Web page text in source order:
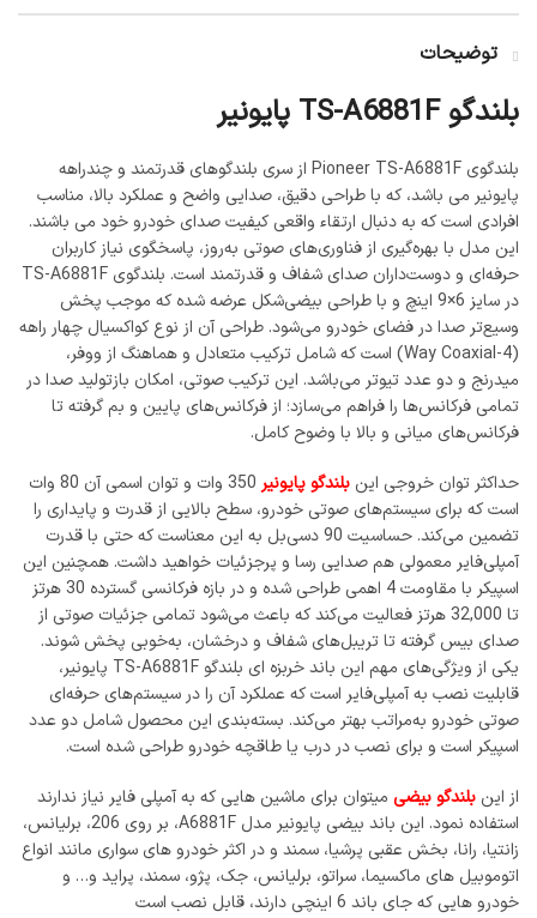
توضیحات
بلندگو TS-A6881F پایونیر
بلندگوی Pioneer TS-A6881F از سری بلندگوهای قدرتمند و چندراهه
پایونیر می باشد، که با طراحی دقیق، صدایی واضح و عملکرد بالا، مناسب
افرادی است که به دنبال ارتقاء واقعی کیفیت صدای خودرو خود می باشند.
این مدل با بهره‌گیری از فناوری‌های صوتی به‌روز، پاسخگوی نیاز کاربران
حرفه‌ای و دوست‌داران صدای شفاف و قدرتمند است. بلندگوی TS-A6881F
در سایز 6×9 اینچ و با طراحی بیضی‌شکل عرضه شده که موجب پخش
وسیع‌تر صدا در فضای خودرو می‌شود. طراحی آن از نوع کواکسیال چهار راهه
(4-Way Coaxial) است که شامل ترکیب متعادل و هماهنگ از ووفر،
میدرنج و دو عدد تیوتر می‌باشد. این ترکیب صوتی، امکان بازتولید صدا در
تمامی فرکانس‌ها را فراهم می‌سازد؛ از فرکانس‌های پایین و بم گرفته تا
فرکانس‌های میانی و بالا با وضوح کامل.
حداکثر توان خروجی این بلندگو پایونیر
350 وات و توان اسمی آن 80 وات
است که برای سیستم‌های صوتی خودرو، سطح بالایی از قدرت و پایداری را
تضمین می‌کند. حساسیت 90 دسی‌بل به این معناست که حتی با قدرت
آمپلی‌فایر معمولی هم صدایی رسا و پرجزئیات خواهید داشت. همچنین این
اسپیکر با مقاومت 4 اهمی طراحی شده و در بازه فرکانسی گسترده 30 هرتز
تا 32,000 هرتز فعالیت می‌کند که باعث می‌شود تمامی جزئیات صوتی از
صدای بیس گرفته تا تریبل‌های شفاف و درخشان، به‌خوبی پخش شوند.
یکی از ویژگی‌های مهم این باند خربزه ای بلندگو TS-A6881F پایونیر،
قابلیت نصب به آمپلی‌فایر است که عملکرد آن را در سیستم‌های حرفه‌ای
صوتی خودرو به‌مراتب بهتر می‌کند. بسته‌بندی این محصول شامل دو عدد
اسپیکر است و برای نصب در درب یا طاقچه خودرو طراحی شده است.
از این بلندگو بیضی میتوان برای ماشین هایی که به آمپلی فایر نیاز ندارند
استفاده نمود. این باند بیضی پایونیر مدل A6881F، بر روی 206، برلیانس،
زانتیا، رانا، بخش عقبی پرشیا، سمند و در اکثر خودرو های سواری مانند انواع
اتوموبیل های ماکسیما، سراتو، برلیانس، جک، پژو، سمند، پراید و… و
خودرو هایی که جای باند 6 اینچی دارند، قابل نصب است